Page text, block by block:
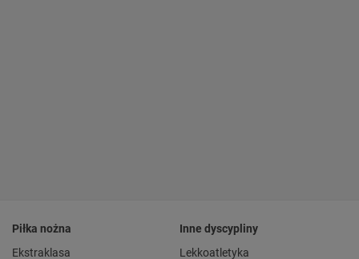
Piłka nożna
Ekstraklasa
Inne dyscypliny
Lekkoatletyka